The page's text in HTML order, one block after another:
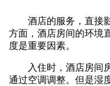
酒店的服务，直接
方面，酒店房间的环境
度是重要因素。
入住时，酒店房间
通过空调调整。但是湿